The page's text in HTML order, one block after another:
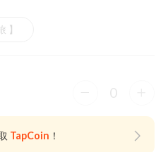
】
0
TapCoin ！